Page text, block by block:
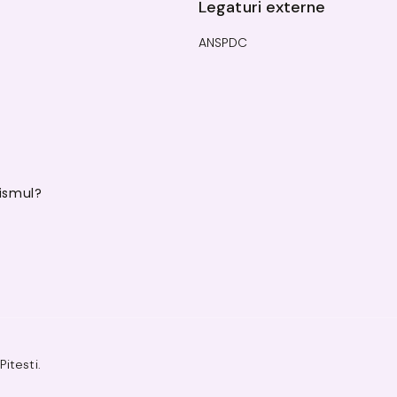
Legaturi externe
ANSPDC